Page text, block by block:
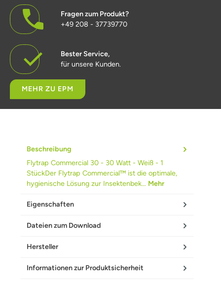
Fragen zum Produkt?
+49 208 - 37739770
Bester Service,
für unsere Kunden.
MEHR ZU EPM
Beschreibung
Flytrap Commercial 30 - 30 Watt - Weiß - 1
StückDer Flytrap Commercial™ ist die optimale,
hygienische Lösung zur Insektenbek… Mehr
Eigenschaften
Dateien zum Download
Hersteller
Informationen zur Produktsicherheit